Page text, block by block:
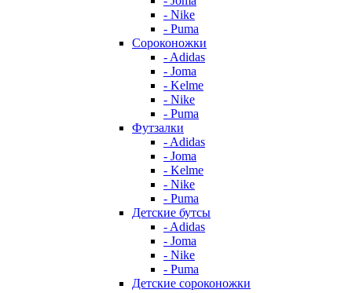
- Nike
- Puma
Сороконожки
- Adidas
- Joma
- Kelme
- Nike
- Puma
Футзалки
- Adidas
- Joma
- Kelme
- Nike
- Puma
Детские бутсы
- Adidas
- Joma
- Nike
- Puma
Детские сороконожки